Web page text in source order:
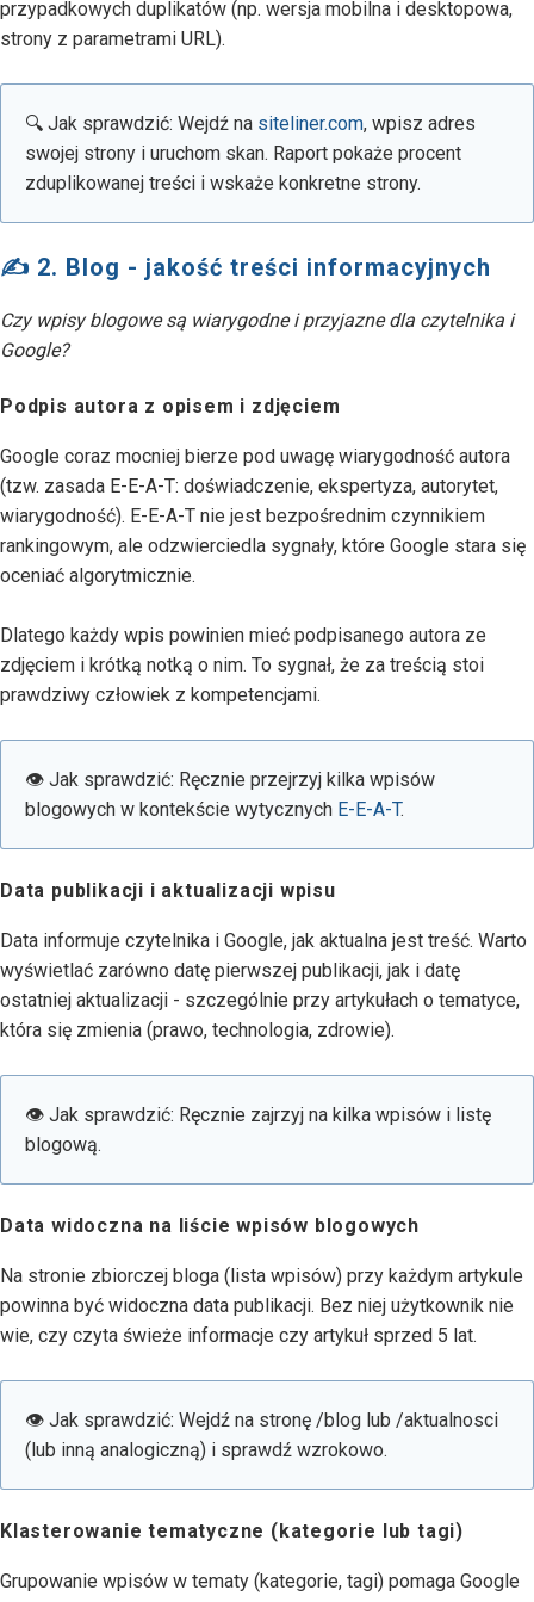
przypadkowych duplikatów (np. wersja mobilna i desktopowa,
strony z parametrami URL).
🔍 Jak sprawdzić: Wejdź na siteliner.com, wpisz adres
swojej strony i uruchom skan. Raport pokaże procent
zduplikowanej treści i wskaże konkretne strony.
✍️ 2. Blog - jakość treści informacyjnych
Czy wpisy blogowe są wiarygodne i przyjazne dla czytelnika i
Google?
Podpis autora z opisem i zdjęciem
Google coraz mocniej bierze pod uwagę wiarygodność autora
(tzw. zasada E-E-A-T: doświadczenie, ekspertyza, autorytet,
wiarygodność). E-E-A-T nie jest bezpośrednim czynnikiem
rankingowym, ale odzwierciedla sygnały, które Google stara się
oceniać algorytmicznie.
Dlatego każdy wpis powinien mieć podpisanego autora ze
zdjęciem i krótką notką o nim. To sygnał, że za treścią stoi
prawdziwy człowiek z kompetencjami.
👁 Jak sprawdzić: Ręcznie przejrzyj kilka wpisów
blogowych w kontekście wytycznych E-E-A-T.
Data publikacji i aktualizacji wpisu
Data informuje czytelnika i Google, jak aktualna jest treść. Warto
wyświetlać zarówno datę pierwszej publikacji, jak i datę
ostatniej aktualizacji - szczególnie przy artykułach o tematyce,
która się zmienia (prawo, technologia, zdrowie).
👁 Jak sprawdzić: Ręcznie zajrzyj na kilka wpisów i listę
blogową.
Data widoczna na liście wpisów blogowych
Na stronie zbiorczej bloga (lista wpisów) przy każdym artykule
powinna być widoczna data publikacji. Bez niej użytkownik nie
wie, czy czyta świeże informacje czy artykuł sprzed 5 lat.
👁 Jak sprawdzić: Wejdź na stronę /blog lub /aktualnosci
(lub inną analogiczną) i sprawdź wzrokowo.
Klasterowanie tematyczne (kategorie lub tagi)
Grupowanie wpisów w tematy (kategorie, tagi) pomaga Google